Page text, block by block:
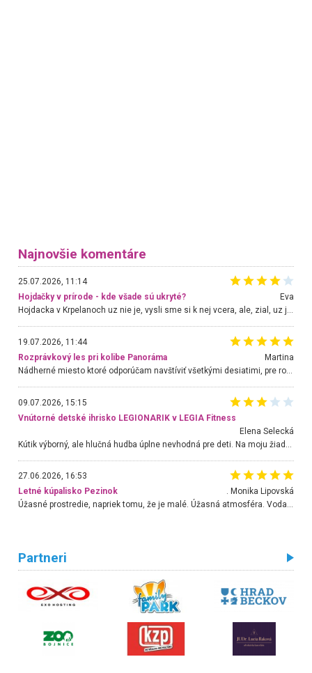
Najnovšie komentáre
25.07.2026, 11:14
Hojdačky v prírode - kde všade sú ukryté?
Eva
Hojdacka v Krpelanoch uz nie je, vysli sme si k nej vcera, ale, zial, uz je znicena. Ak sem planujete cestu len kvoli hojdacke, mozete si ju usetrit. Krasny vyhlad je tu vsak aj bez hojdacky :-)
19.07.2026, 11:44
Rozprávkový les pri kolibe Panoráma
Martina
Nádherné miesto ktoré odporúčam navštíviť všetkými desiatimi, pre rodiny s deťmi, dôchodcom... Proste a jednoducho ozaj rozprávkový les.. určite ešte prídeme. Odniesli sme si na pamiatku krásne tričká,
09.07.2026, 15:15
Vnútorné detské ihrisko LEGIONARIK v LEGIA Fitness
Elena Selecká
27.06.2026, 16:53
Letné kúpalisko Pezinok
. Monika Lipovská
Úžasné prostredie, napriek tomu, že je malé. Úžasná atmosféra. Voda fantastická a nádherná. Ľudí je pomerne veľa, ale su mili a ohľaduplní. Je veľmi zaujímavé sledovať, ako dokážu spolu športovať cudzí ľudia a bez ohľadu na vek. Vládne tu pohoda. Vnuka neviem dostať z vody. Ďakujem za krásny deň . Urcite sa sem vrátim. Jediný problém je s parkovaním, ale aj ten sa mi podarilo vyriešiť. Monika Bratislava
Partneri